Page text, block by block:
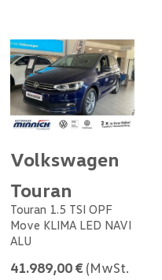
Volkswagen
Touran
Touran 1.5 TSI OPF
Move KLIMA LED NAVI
ALU
41.989,00 € (MwSt.